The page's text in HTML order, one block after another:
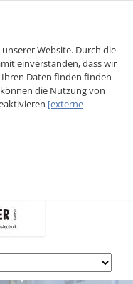
Website. Durch die
einverstanden, dass wir
Ihren Daten finden finden
die Nutzung von
[externe